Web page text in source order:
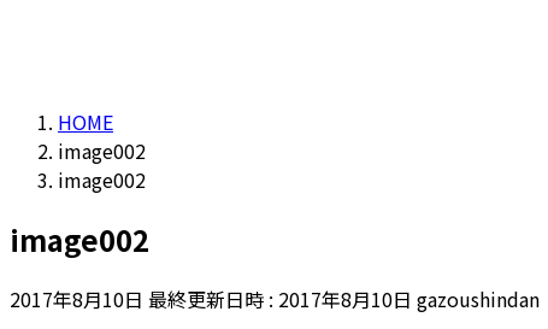
HOME
image002
image002
image002
2017年8月10日 最終更新日時 : 2017年8月10日 gazoushindan